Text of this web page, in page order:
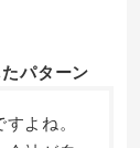
パターン
よね。